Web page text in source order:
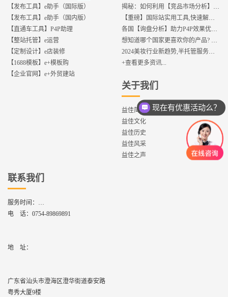
【发布工具】e助手（国际版）
【发布工具】e助手（国内版）
【直通车工具】P4P助理
【整站托管】e运营
【定制设计】e店装修
【1688模板】e+模板购
【企业官网】e+外贸建站
揭秘：如何利用【竞品市场分析】优化店铺流量？
【重磅】国际站实用工具,快速解决运营中的5大琐事，一键提升运营效率!
各国【询盘分析】助力P4P效果优化,提升ROI!
想知道哪个国家更喜欢你的产品? 来这找到答案!
2024美妆行业新趋势,半托管服务抢占流量红利
+查看更多资讯...
关于我们
益佳简介
益佳文化
益佳历史
益佳风采
益佳之声
联系我们
服务时间：
周一到周六,8：30 - 17：30
电 话： 0754-89869891
地    址：
广东省汕头市澄海区澄华街道泰安路
粤秀大厦9楼
现在有优惠活动么？